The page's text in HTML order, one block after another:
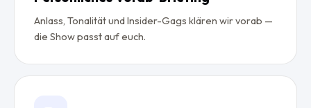
Anlass, Tonalität und Insider-Gags klären wir vorab —
die Show passt auf euch.